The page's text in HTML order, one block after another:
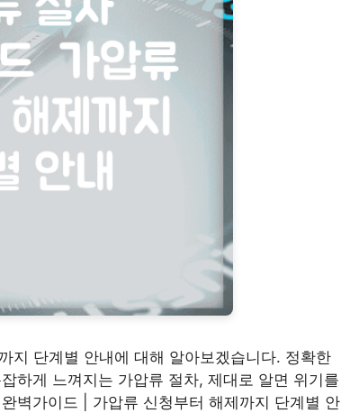
지 단계별 안내에 대해 알아보겠습니다. 정확한
하게 느껴지는 가압류 절차, 제대로 알면 위기를
벽가이드 | 가압류 신청부터 해제까지 단계별 안